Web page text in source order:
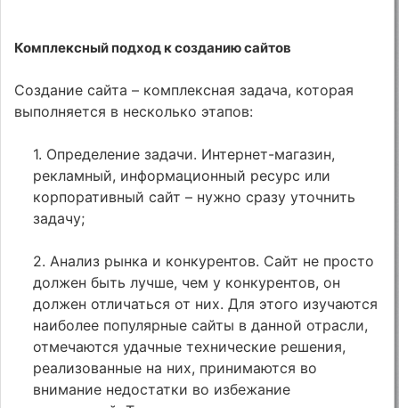
Комплексный подход к созданию сайтов
Создание сайта – комплексная задача, которая
выполняется в несколько этапов:
1. Определение задачи. Интернет-магазин,
рекламный, информационный ресурс или
корпоративный сайт – нужно сразу уточнить
задачу;
2. Анализ рынка и конкурентов. Сайт не просто
должен быть лучше, чем у конкурентов, он
должен отличаться от них. Для этого изучаются
наиболее популярные сайты в данной отрасли,
отмечаются удачные технические решения,
реализованные на них, принимаются во
внимание недостатки во избежание